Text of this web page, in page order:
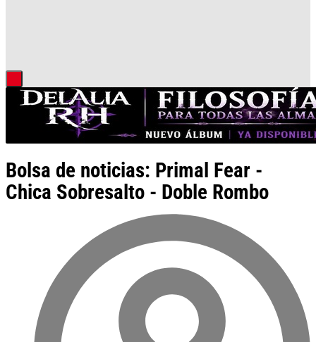
Bolsa de noticias: Primal Fear -
Chica Sobresalto - Doble Rombo